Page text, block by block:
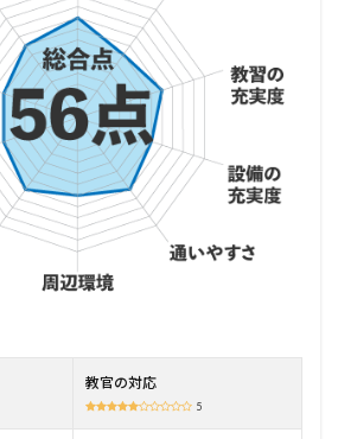
教官の対応
5